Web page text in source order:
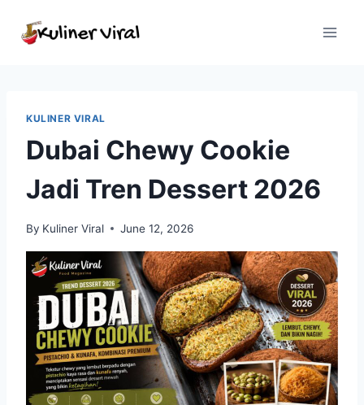
KULINER VIRAL
Dubai Chewy Cookie
Jadi Tren Dessert 2026
By Kuliner Viral June 12, 2026